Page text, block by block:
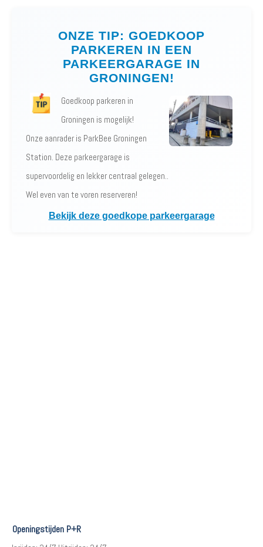
ONZE TIP: GOEDKOOP
PARKEREN IN EEN
PARKEERGARAGE IN
GRONINGEN!
Goedkoop parkeren in
Groningen is mogelijk!
Onze aanrader is ParkBee Groningen
Station. Deze parkeergarage is
supervoordelig en lekker centraal gelegen..
Wel even van te voren reserveren!
Bekijk deze goedkope parkeergarage
Openingstijden P+R